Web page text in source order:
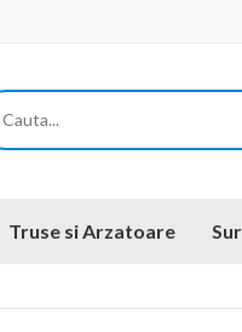
Truse si Arzatoare